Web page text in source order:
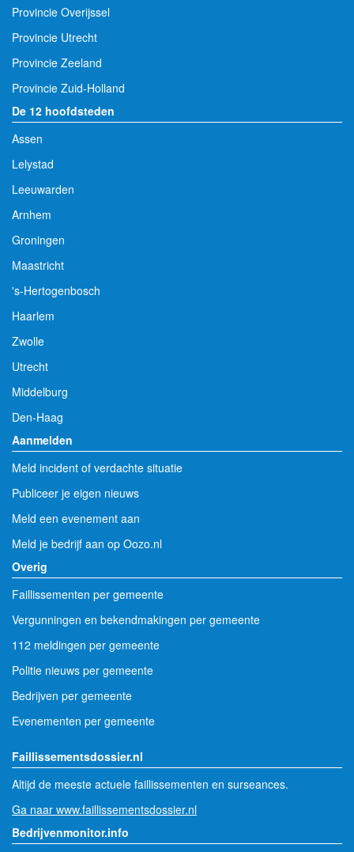
Provincie Overijssel
Provincie Utrecht
Provincie Zeeland
Provincie Zuid-Holland
De 12 hoofdsteden
Assen
Lelystad
Leeuwarden
Arnhem
Groningen
Maastricht
's-Hertogenbosch
Haarlem
Zwolle
Utrecht
Middelburg
Den-Haag
Aanmelden
Meld incident of verdachte situatie
Publiceer je eigen nieuws
Meld een evenement aan
Meld je bedrijf aan op Oozo.nl
Overig
Faillissementen per gemeente
Vergunningen en bekendmakingen per gemeente
112 meldingen per gemeente
Politie nieuws per gemeente
Bedrijven per gemeente
Evenementen per gemeente
Faillissementsdossier.nl
Altijd de meeste actuele faillissementen en surseances.
Ga naar www.faillissementsdossier.nl
Bedrijvenmonitor.info